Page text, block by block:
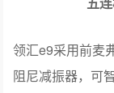
领汇e9采用前麦
阻尼减振器，可